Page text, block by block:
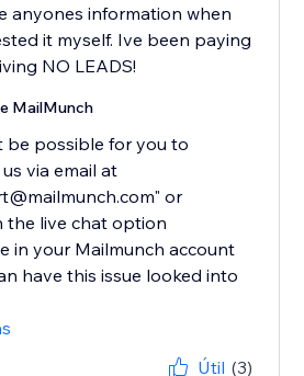
anyones information when
it myself. Ive been paying
NO LEADS!
MailMunch
be possible for you to
via email at
or
the live chat option
in your Mailmunch account
have this issue looked into
Útil (3)